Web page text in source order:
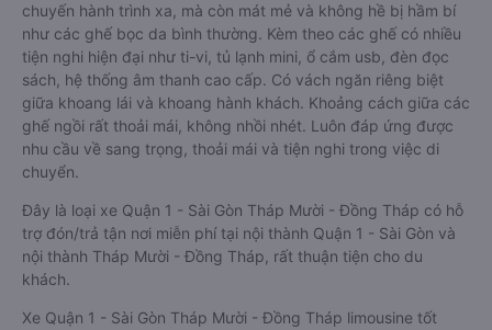
chuyến hành trình xa, mà còn mát mẻ và không hề bị hầm bí
như các ghế bọc da bình thường. Kèm theo các ghế có nhiều
tiện nghi hiện đại như ti-vi, tủ lạnh mini, ổ cắm usb, đèn đọc
sách, hệ thống âm thanh cao cấp. Có vách ngăn riêng biệt
giữa khoang lái và khoang hành khách. Khoảng cách giữa các
ghế ngồi rất thoải mái, không nhồi nhét. Luôn đáp ứng được
nhu cầu về sang trọng, thoải mái và tiện nghi trong việc di
chuyển.
Đây là loại xe Quận 1 - Sài Gòn Tháp Mười - Đồng Tháp có hỗ
trợ đón/trả tận nơi miễn phí tại nội thành Quận 1 - Sài Gòn và
nội thành Tháp Mười - Đồng Tháp, rất thuận tiện cho du
khách.
Xe Quận 1 - Sài Gòn Tháp Mười - Đồng Tháp limousine tốt